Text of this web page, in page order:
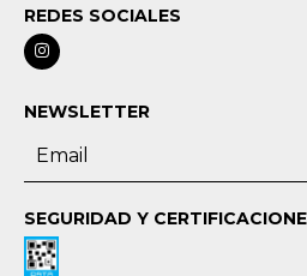
REDES SOCIALES
NEWSLETTER
SEGURIDAD Y